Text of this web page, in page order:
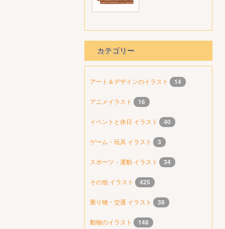
カテゴリー
アート＆デザインのイラスト 14
アニメイラスト 16
イベントと休日 イラスト 40
ゲーム・玩具 イラスト 3
スポーツ・運動 イラスト 34
その他 イラスト 425
乗り物・交通 イラスト 38
動物のイラスト 148